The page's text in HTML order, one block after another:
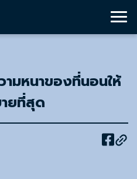
ามหนาของที่นอนให้
ยที่สุด